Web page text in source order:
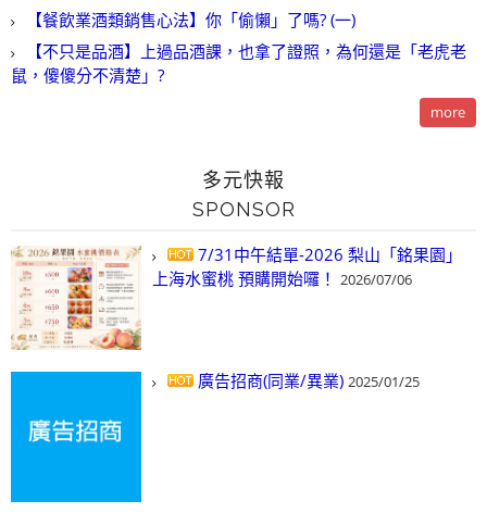
【餐飲業酒類銷售心法】你「偷懶」了嗎? (一)
【不只是品酒】上過品酒課，也拿了證照，為何還是「老虎老
鼠，傻傻分不清楚」?
more
多元快報
SPONSOR
7/31中午結單-2026 梨山「銘果園」
上海水蜜桃 預購開始囉！ 2026/07/06
廣告招商(同業/異業) 2025/01/25